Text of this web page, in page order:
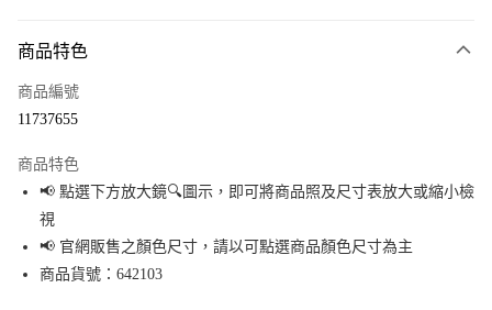
信用卡一次付款
Apple Pay
街口支付
悠遊付
商品特色
商品編號
11737655
商品特色
📢 點選下方放大鏡🔍圖示，即可將商品照及尺寸表放大或縮小檢
視
📢 官網販售之顏色尺寸，請以可點選商品顏色尺寸為主
商品貨號：642103